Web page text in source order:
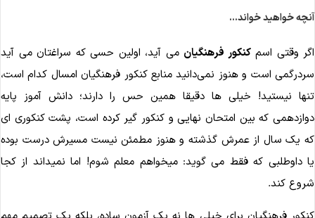
خواهید خواند...
وقتی اسم کنکور فرهنگیانمی آید، اولین حسی که سراغتان می آید
است و هنوز نمی‌دانید منابع کنکور فرهنگیان امسال کدام است،
نیستید! خیلی ها دقیقا همین حس را دارند؛ دانش آموز پایه
که بین امتحان نهایی و کنکور گیر کرده است، پشت کنکوری ای
یک سال از عمرش گذشته و هنوز مطمئن نیست مسیرش درست بوده
داوطلبی که فقط می گوید: میخواهم معلم شوم! اما نمیداند از کجا
کند.